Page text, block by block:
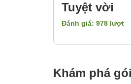
Tuyệt vời
Đánh giá: 978 lượt
Khám phá